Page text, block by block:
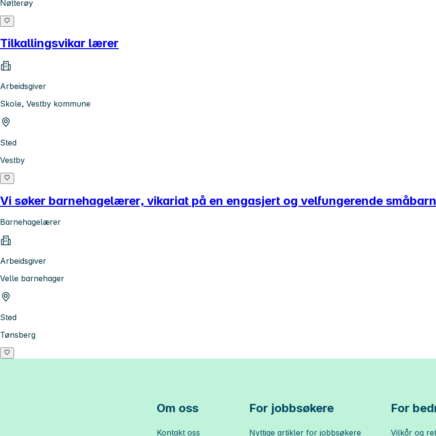
Nøtterøy
Tilkallingsvikar lærer
Arbeidsgiver
Skole, Vestby kommune
Sted
Vestby
Vi søker barnehagelærer, vikariat på en engasjert og velfungerende
Barnehagelærer
Arbeidsgiver
Velle barnehager
Sted
Tønsberg
Om oss
Kontakt oss
For jobbsøkere
Nyttige artikler for jobbsøkere
For
Vilkår og